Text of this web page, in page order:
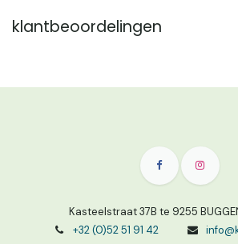
klantbeoordelingen
Kasteelstraat 37B te 9255
+32 (0)52 51 91 42